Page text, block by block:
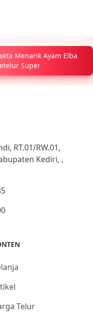
Menarik Ayam Elba
Super
RT.01/RW.01,
Kediri, ,
Telur